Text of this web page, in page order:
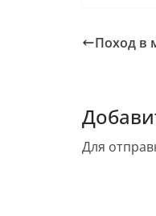
Поход в
Для